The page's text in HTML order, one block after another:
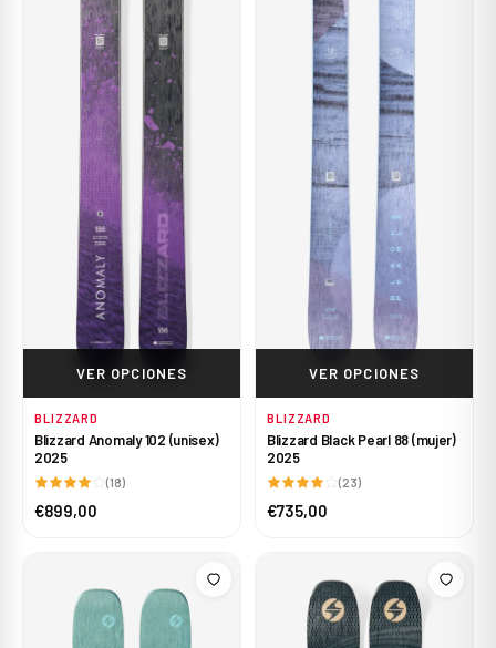
VER OPCIONES
BLIZZARD
Blizzard Anomaly 102 (unisex)
2025
(18)
€899,00
VER OPCIONES
BLIZZARD
Blizzard Black Pearl 88 (mujer)
2025
(23)
€735,00